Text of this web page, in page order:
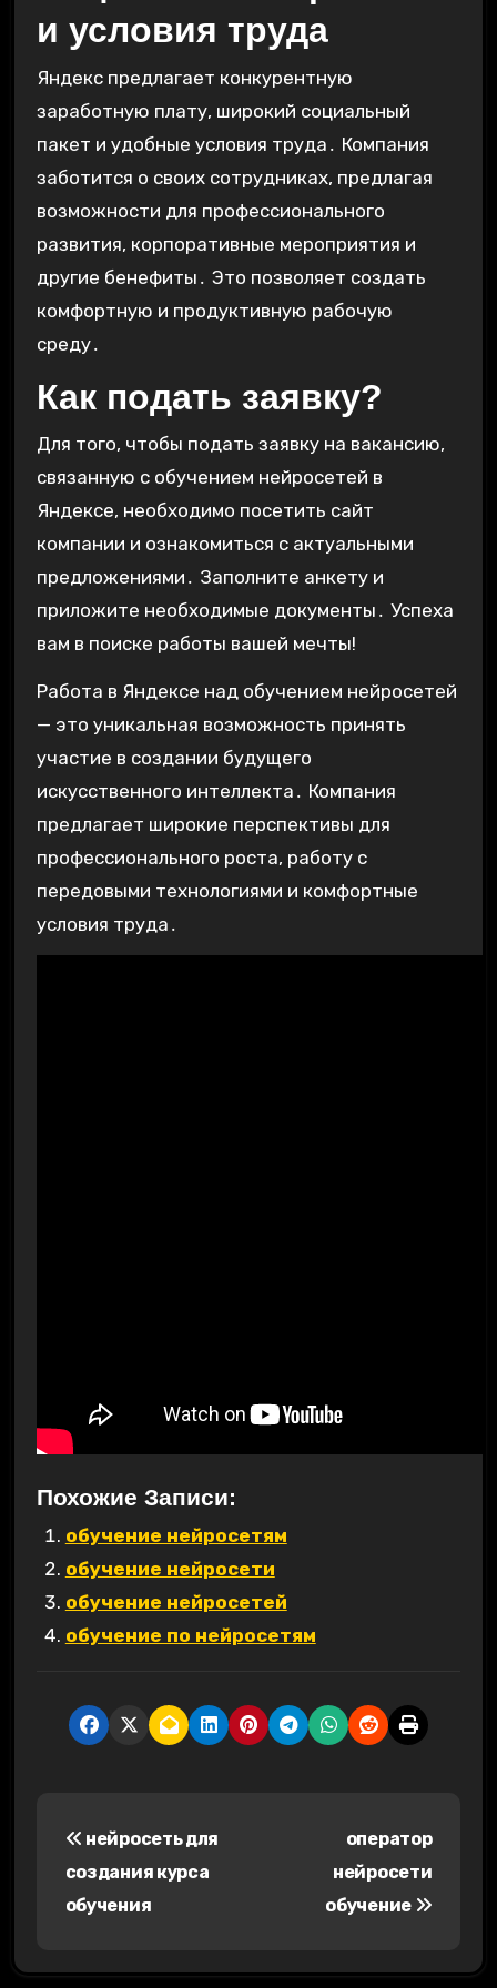
и условия труда
Яндекс предлагает конкурентную
заработную плату, широкий социальный
пакет и удобные условия труда․ Компания
заботится о своих сотрудниках, предлагая
возможности для профессионального
развития, корпоративные мероприятия и
другие бенефиты․ Это позволяет создать
комфортную и продуктивную рабочую
среду․
Как подать заявку?
Для того, чтобы подать заявку на вакансию,
связанную с обучением нейросетей в
Яндексе, необходимо посетить сайт
компании и ознакомиться с актуальными
предложениями․ Заполните анкету и
приложите необходимые документы․ Успеха
вам в поиске работы вашей мечты!
Работа в Яндексе над обучением нейросетей
— это уникальная возможность принять
участие в создании будущего
искусственного интеллекта․ Компания
предлагает широкие перспективы для
профессионального роста, работу с
передовыми технологиями и комфортные
условия труда․
Похожие Записи:
обучение нейросетям
обучение нейросети
обучение нейросетей
обучение по нейросетям
нейросеть для
создания курса
обучения
оператор
нейросети
обучение